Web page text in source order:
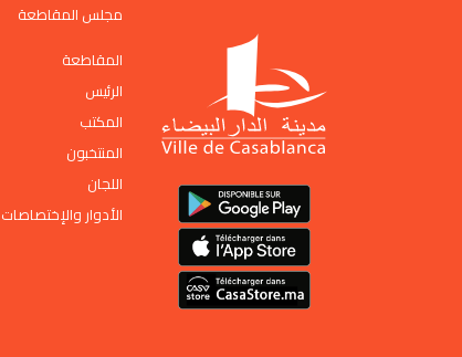
مجلس المقاطعة
المقاطعة
الرئيس
المكتب
المنتخبون
اللجان
الأدوار والإختصاصات